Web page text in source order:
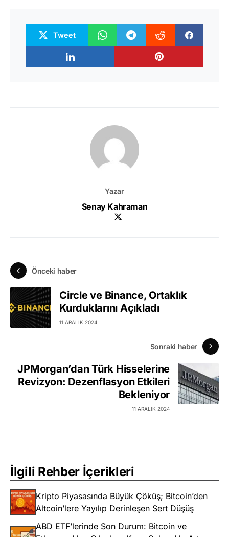
Tweet
Yazar
Senay Kahraman
Önceki haber
Circle ve Binance, Ortaklık
Kurduklarını Açıkladı
11 ARALIK 2024
Sonraki haber
JPMorgan’dan Türk Hisselerine
Revizyon: Dezenflasyon Etkileri
Bekleniyor
11 ARALIK 2024
İlgili Rehber İçerikleri
Kripto Piyasasında Büyük Çöküş; Bitcoin’den
Altcoin’lere Yayılıp Derinleşen Sert Düşüş
ABD ETF’lerinde Son Durum: Bitcoin ve